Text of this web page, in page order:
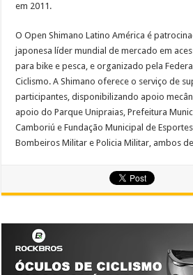
em 2011.
O Open Shimano Latino América é
japonesa líder mundial de mercado em
para bike e pesca, e organizado pela
Ciclismo. A Shimano oferece o serviço de
participantes, disponibilizando apoio
apoio do Parque Unipraias, Prefeitura
Camboriú e Fundação Municipal de
Bombeiros Militar e Policia Militar, ambos